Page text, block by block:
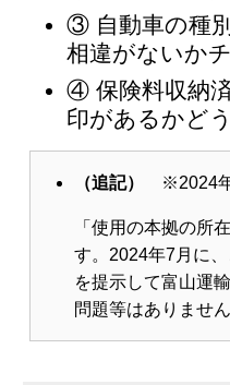
③ 自動車の種別
相違がないか
④ 保険料収納
印があるかど
（追記） ※2024
「使用の本拠の所
す。2024年7月に
を提示して富山運
問題等はありません